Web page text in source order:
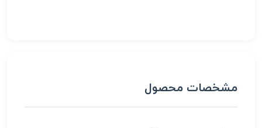
مشخصات محصول